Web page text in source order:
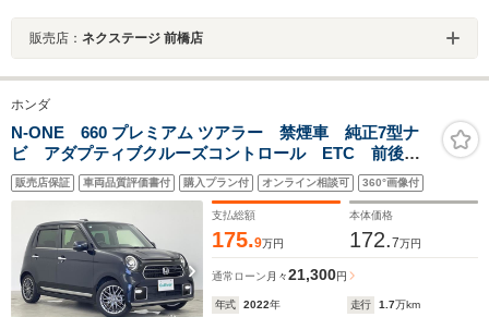
販売店： ネクステージ 前橋店
ホンダ
N-ONE 660 プレミアム ツアラー 禁煙車 純正7型ナ
ビ アダプティブクルーズコントロール ETC 前後ド
ライブレコーダー バックカメラ 電動パーキングブレ
ーキ 前席シートヒーター LEDヘッドライト スペア
キー スマートキー
販売店保証 車両品質評価書付 購入プラン付 オンライン相談可 360°画像付
支払総額
175.9万円
本体価格
172.7万円
通常ローン 月々21,300円
年式 2022年 走行 1.7万km